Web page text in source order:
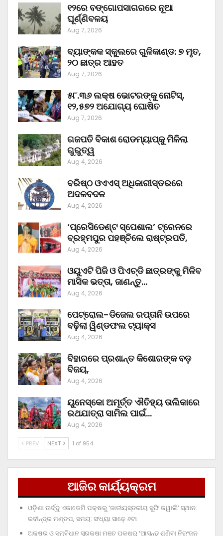
୧୨ରେ ବଙ୍ଗୋପସାଗରରେ ନୂଆ
ଘୂର୍ଣ୍ଣିବଳୟ
Aug 7, 2026
ବ୍ୟାଙ୍କକ ସ୍କୁଲରେ ଗୁଳିକାଣ୍ଡ: ୭ ମୃତ,
୨୦ ଛାତ୍ର ଆହତ
Aug 7, 2026
୫୮.୩୬ ଲକ୍ଷ ଭୋଟରଙ୍କୁ ନୋଟିସ୍‌,
୧୨,୫୭୨ ଅଯୋଗ୍ୟ ଘୋଷିତ
Aug 7, 2026
ଗଜପତି ବିକାଶ ରୋଡମ୍ୟାପ୍‌କୁ ମିଳିଲା
ଗୁରୁତ୍ୱ
Aug 4, 2026
ବରିଷ୍ଠ ଓଏଏସ୍‌ ଅଧିକାରୀସ୍ତରରେ
ଅଦଳବଦଳ
Aug 4, 2026
‘ପ୍ରେସିଡେଣ୍ଟ ସ୍ପେଶାଲ’ ଟ୍ରେନରେ
ବ୍ରହ୍ମପୁର ପହଞ୍ଚିଲେ ରାଷ୍ଟ୍ରପତି,
Aug 4, 2026
ଓୟୁଏଟି ପିଜି ଓ ପିଏଚ୍‌ଡି ଛାତ୍ରଙ୍କୁ ମିଳିବ
ମାସିକ ଭତ୍ତା, ଜାଣନ୍ତୁ…
Aug 4, 2026
ପେଟ୍ରୋଲ-ଡିଜେଲ ରପ୍ତାନି ଉପରେ
ବଢ଼ିଲା ୱିଣ୍ଡଫଲ ଟ୍ୟାକ୍ସ
Aug 4, 2026
ବିହାରରେ ପ୍ରଶାନ୍ତ କିଶୋରଙ୍କ ବଡ଼
ବିଜୟ,
Aug 4, 2026
ୟୁନେସ୍କୋ ଅମୂର୍ତ୍ତ ଐତିହ୍ୟ ତାଲିକାରେ
ରଥଯାତ୍ରା ସାମିଲ ପାଇଁ…
Aug 4, 2026
PREV NEXT 1 of 954
ଆଜିର କାର୍ଯ୍ୟକ୍ରମ
ଓଡ଼ିଶା ଊର୍ଦ୍ଦୁ ଏକାଡେମି ପକ୍ଷରୁ ‘ଜାତୀୟସ୍ତରୀୟ ସୁଫି କୱାଲି’ ସ୍ଥାନ:
ରବୀନ୍ଦ୍ର ମଣ୍ଡପ, ସମୟ: ସଂଧ୍ୟା ସାଢ଼େ ୬ଟା
ଅକ୍ଷର ଓ ସମ୍ବିଧାନ ସୁରକ୍ଷା ମଞ୍ଚ ପକ୍ଷରୁ ‘ଆସନ୍ତୁ ଶୁଣିବା ନିରଂଜନ